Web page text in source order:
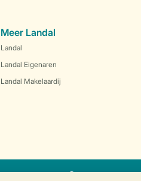
Meer Landal
Landal
Landal Eigenaren
Landal Makelaardij